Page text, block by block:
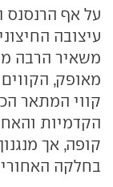
משאיר הרבה
מאופק, הקווים
קווי המתאר
קופה, אך
בחלקה